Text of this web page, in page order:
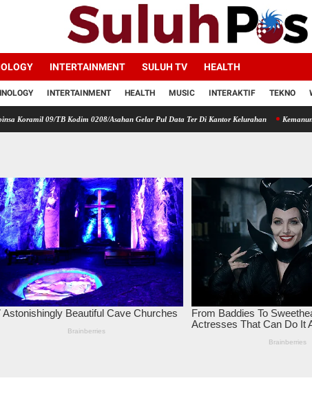
INTERTAINMENT SULUH TV HEALTH
INTERTAINMENT HEALTH MUSIC INTERAKTIF TEKNO
TB Kodim 0208/Asahan Gelar Pul Data Ter Di Kantor Kelurahan Kemanunggalan TNI